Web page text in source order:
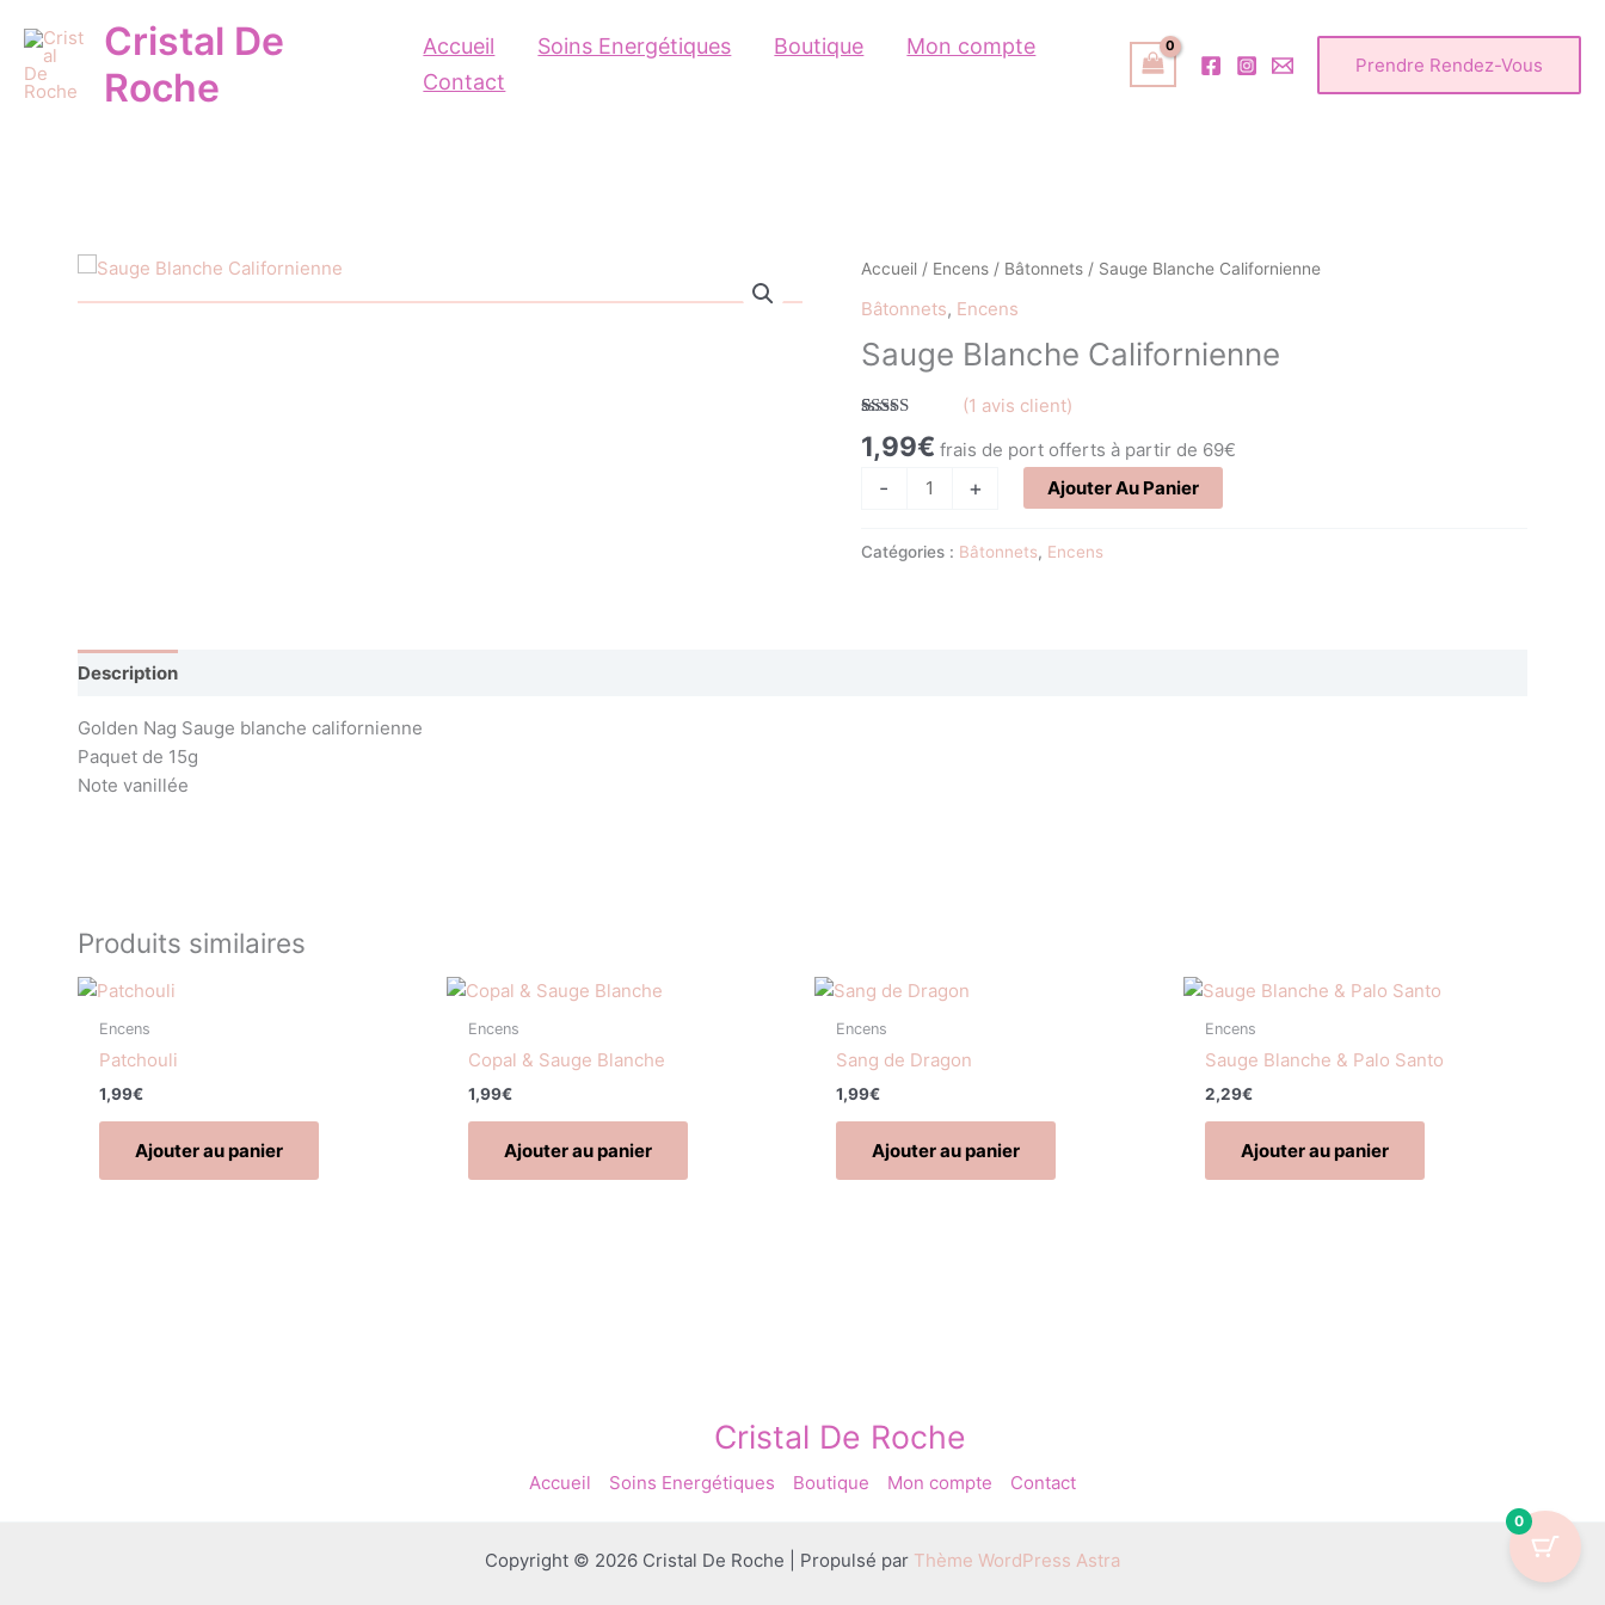
contenu
Cristal De
Roche
Accueil Soins Energétiques Boutique
Mon compte
Contact
Prendre Rendez-Vous
Accueil/ Encens/ Bâtonnets/ Sauge Blanche Californienne
Bâtonnets, Encens
Sauge Blanche Californienne
Noté
5.00
sur 5 basé
1
client
(1 avis client)
1,99€ frais de port offerts à partir de 69€
-
quantité
de
Blanche
+ Ajouter Au Panier
Catégories : Bâtonnets, Encens
Description
Golden Nag Sauge blanche californienne
Paquet de 15g
Note vanillée
Produits similaires
Encens
Patchouli
1,99€
Ajouter au panier
Encens
Copal & Sauge Blanche
1,99€
Ajouter au panier
Encens
Sang de Dragon
1,99€
Ajouter au panier
Encens
Sauge Blanche & Palo Santo
2,29€
Ajouter au panier
Cristal De Roche
Accueil Soins Energétiques Boutique Mon compte Contact
Copyright © 2026 Cristal De Roche | Propulsé par Thème WordPress Astra
0